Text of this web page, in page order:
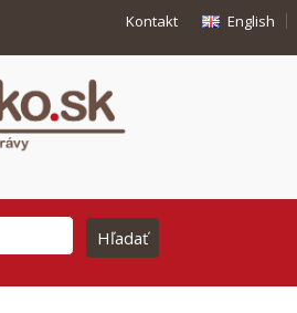
Kontakt English